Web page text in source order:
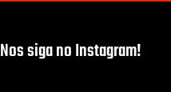
Nos siga no Instagram!